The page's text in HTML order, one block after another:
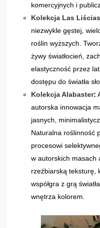
komercyjnych i
Kolekcja Las
niezwykle gęstej,
roślin wyższych.
żywy światłocień,
elastyczność przez
dostępu do światła
Kolekcja Alabaster:
autorska innowacja
jasnych,
Naturalna roślinność
procesowi
w autorskich masach
rzeźbiarską teksturę,
współgra z grą
wnętrza kolorem.